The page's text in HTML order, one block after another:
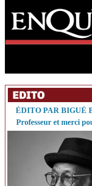
ÉDITO PAR BIGUÉ
Professeur et merci